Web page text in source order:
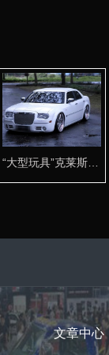
“大型玩具”克莱斯勒300c改装AIRBFT气动避震
文章中心